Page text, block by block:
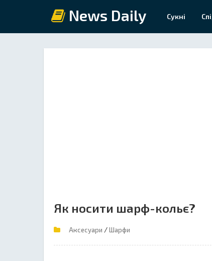
News Daily Сукні
Як носити шарф-кольє?
Аксесуари /Шарфи